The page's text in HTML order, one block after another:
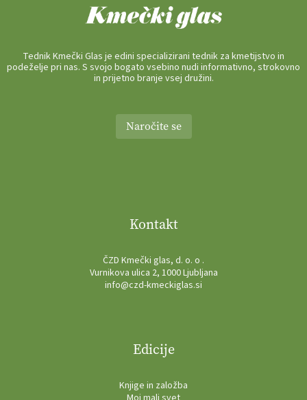
Tednik Kmečki Glas je edini specializirani tednik za kmetijstvo in
podeželje pri nas. S svojo bogato vsebino nudi informativno, strokovno
in prijetno branje vsej družini.
Naročite se
Kontakt
ČZD Kmečki glas, d. o. o .
Vurnikova ulica 2, 1000 Ljubljana
info@czd-kmeckiglas.si
Edicije
Knjige in založba